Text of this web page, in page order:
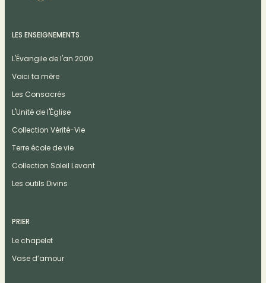
LES ENSEIGNEMENTS
L'Évangile de l'an 2000
Voici ta mère
Les Consacrés
L'Unité de l'Église
Collection Vérité-Vie
Terre école de vie
Collection Soleil Levant
Les outils Divins
PRIER
Le chapelet
Vase d’amour